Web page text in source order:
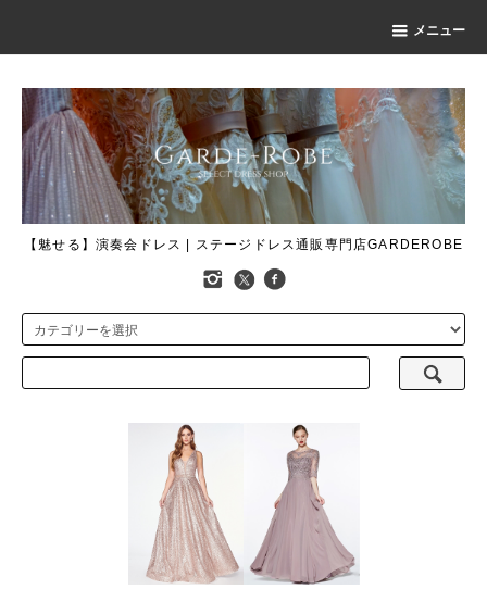
メニュー
【魅せる】演奏会ドレス | ステージドレス通販専門店GARDEROBE